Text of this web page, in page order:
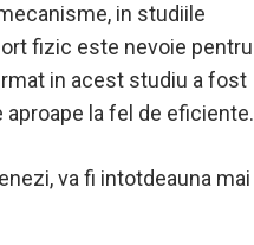
in studiile
fizic este nevoie pentru
in acest studiu a fost
la fel de eficiente.
va fi intotdeauna mai